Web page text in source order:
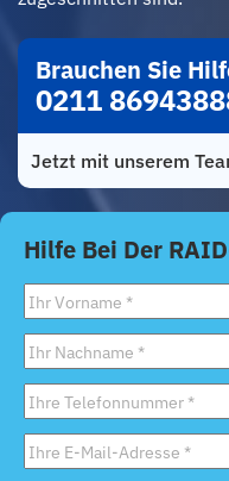
Brauchen Sie
0211
Jetzt mit unserem
Hilfe Bei Der
Vorname*
Nachname*
Telefon*
E-
Mail*